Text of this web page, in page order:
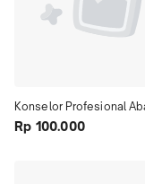
Konselor Profesional
Mungin Eddy W
Rp 100.000